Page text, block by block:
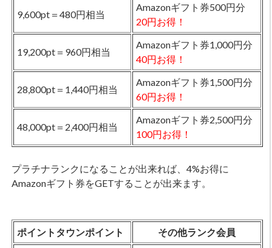
9,600pt＝480円相当
Amazonギフト券500円分
20円お得！
19,200pt＝960円相当
Amazonギフト券1,000円分
40円お得！
28,800pt＝1,440円相当
Amazonギフト券1,500円分
60円お得！
48,000pt＝2,400円相当
Amazonギフト券2,500円分
100円お得！
プラチナランクになることが出来れば、4%お得に
Amazonギフト券をGETすることが出来ます。
ポイントタウンポイント その他ランク会員